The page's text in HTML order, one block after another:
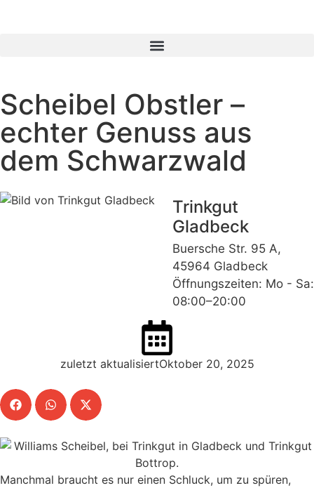
Scheibel Obstler –
echter Genuss aus
dem Schwarzwald
Trinkgut
Gladbeck
Buersche Str. 95 A,
45964 Gladbeck
Öffnungszeiten: Mo - Sa:
08:00–20:00
zuletzt aktualisiertOktober 20, 2025
Manchmal braucht es nur einen Schluck, um zu spüren,